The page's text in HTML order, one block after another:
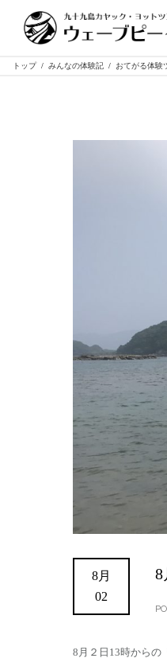
トップ / みんなの体験記 / おてがる体験
8月
02
8月２日13時からの